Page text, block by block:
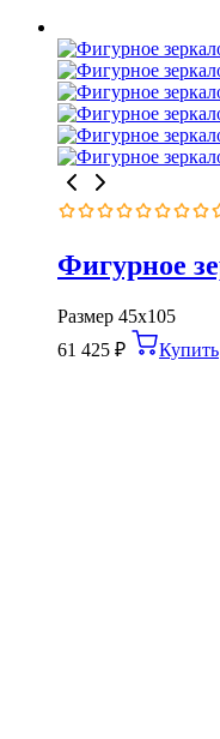
Фигурное
Размер 45x105
61 425 ₽ Купить